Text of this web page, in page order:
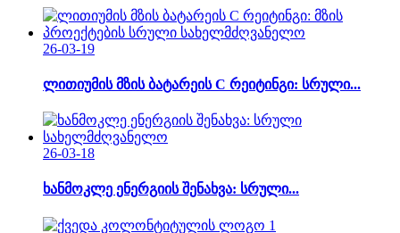
26-03-19
ლითიუმის მზის ბატარეის C რეიტინგი: სრული...
26-03-18
ხანმოკლე ენერგიის შენახვა: სრული...